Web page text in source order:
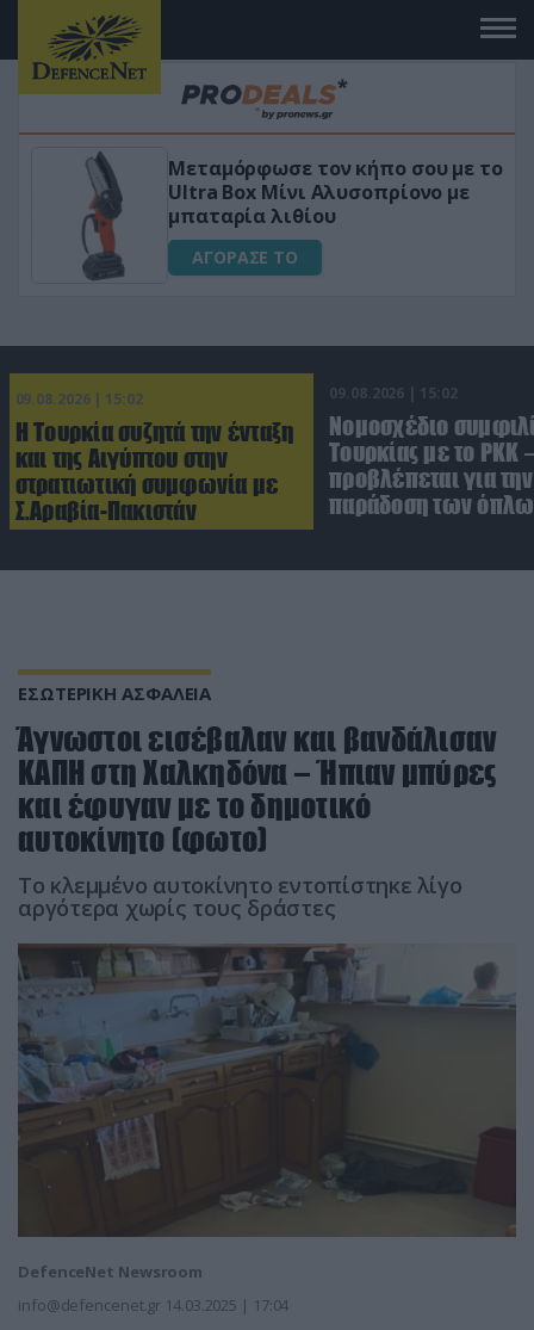
σου με το
«Μαγική» φόρμουλα
για αύξηση της λίμπιντο
ΑΓΟΡΑΣΕ ΤΟ
09.08.2026 | 15:02
Η Τουρκία συζητά την ένταξη
και της Αιγύπτου στην
στρατιωτική συμφωνία με
Σ.Αραβία-Πακιστάν
09.08.2026 | 15:02
Νομοσχέδιο
Τουρκίας με το ΡΚΚ
προβλέπεται για την
παράδοση των
ΕΣΩΤΕΡΙΚΗ ΑΣΦΑΛΕΙΑ
Άγνωστοι εισέβαλαν και βανδάλισαν
ΚΑΠΗ στη Χαλκηδόνα – Ήπιαν μπύρες
και έφυγαν με το δημοτικό
αυτοκίνητο (φωτο)
Το κλεμμένο αυτοκίνητο εντοπίστηκε λίγο
αργότερα χωρίς τους δράστες
DefenceNet Newsroom
info@defencenet.gr 14.03.2025 | 17:04